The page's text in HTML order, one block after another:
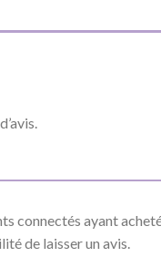
connectés ayant
de laisser un avis.